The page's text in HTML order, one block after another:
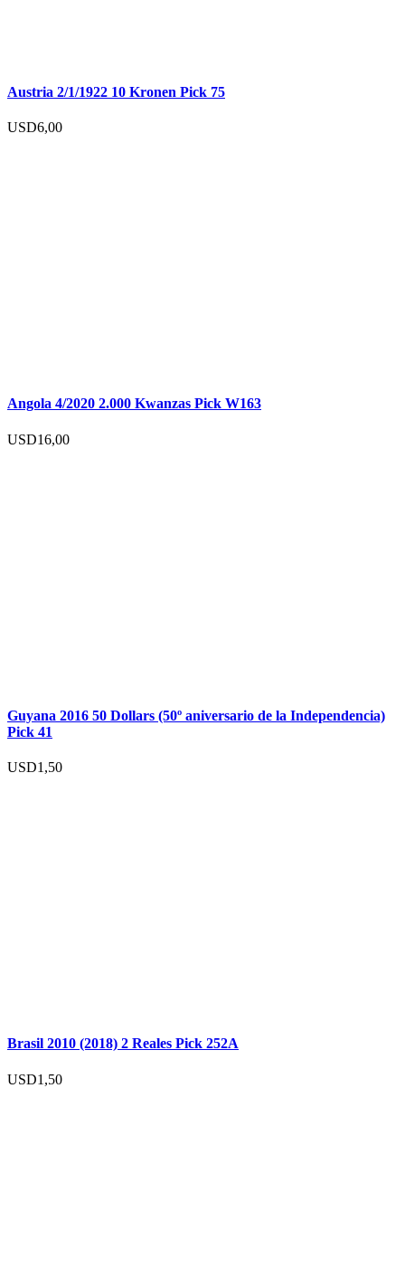
Austria 2/1/1922 10 Kronen Pick 75
USD6,00
Angola 4/2020 2.000 Kwanzas Pick W163
USD16,00
Guyana 2016 50 Dollars (50º aniversario de la Independencia)
Pick 41
USD1,50
Brasil 2010 (2018) 2 Reales Pick 252A
USD1,50